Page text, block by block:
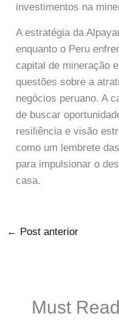
investimentos na
A estratégia da
enquanto o Peru
capital de mineração
questões sobre a
negócios peruano. A
de buscar
resiliência e visão
como um lembrete
para impulsionar o
casa.
← Post anterior
Must Read